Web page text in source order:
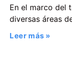
En el marco del
diversas áreas
Leer más »